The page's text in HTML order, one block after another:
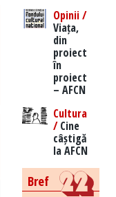
Opinii /
Viața,
din
proiect
în
proiect
– AFCN
Cultura
/Cine
câștigă
la AFCN
Bref